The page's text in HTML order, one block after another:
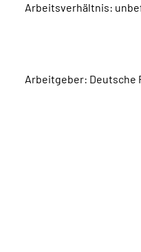
Arbeitsverhältnis:
Arbeitgeber: Deutsche